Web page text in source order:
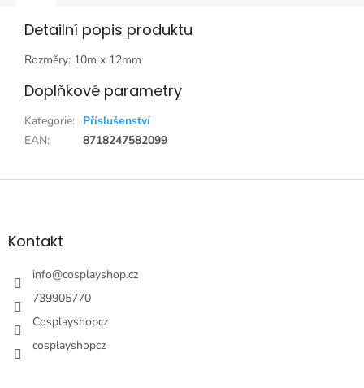
Detailní popis produktu
Rozměry: 10m x 12mm
Doplňkové parametry
Kategorie: Příslušenství
EAN: 8718247582099
Z
aKontakt
info@cosplayshop.cz
739905770
Cosplayshopcz
cosplayshopcz